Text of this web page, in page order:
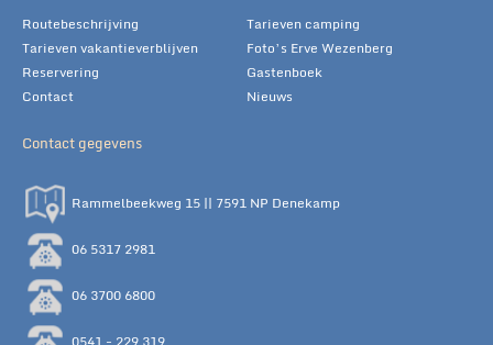
Routebeschrijving
Tarieven camping
Tarieven vakantieverblijven
Foto’s Erve Wezenberg
Reservering
Gastenboek
Contact
Nieuws
Contact gegevens
Rammelbeekweg 15 || 7591 NP Denekamp
06 5317 2981
06 3700 6800